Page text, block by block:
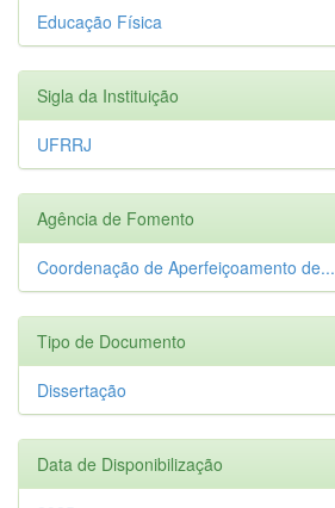
Educação Física
Sigla da Instituição
UFRRJ
Agência de Fomento
Coordenação de Aperfeiçoamento de...
Tipo de Documento
Dissertação
Data de Disponibilização